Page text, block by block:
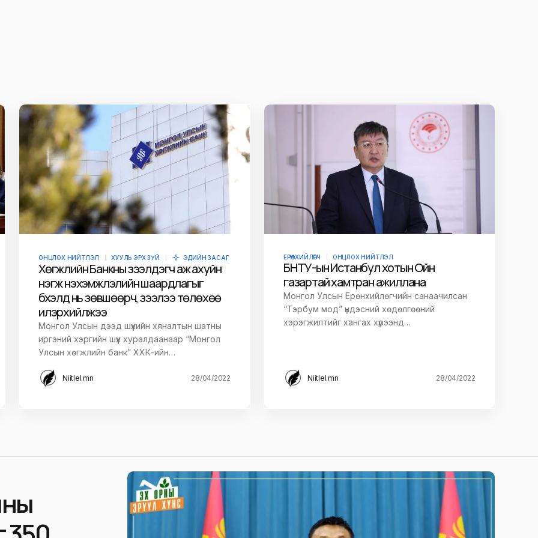
E-mail*
ОНЦЛОХ НИЙТЛЭЛ ХУУЛЬ ЭРХ ЗҮЙ ЭДИЙН ЗАСАГ
Хөгжлийн Банкны зээлдэгч аж ахуйн
нэгж нэхэмжлэлийн шаардлагыг
бүхэлд нь зөвшөөрч, зээлээ төлөхөө
илэрхийлжээ
Монгол Улсын дээд шүүхийн хяналтын шатны
иргэний хэргийн шүүх хуралдаанаар “Монгол
Улсын хөгжлийн банк” ХХК-ийн…
Niitlel.mn 28/04/2022
ЕРӨНХИЙЛӨГЧ ОНЦЛОХ НИЙТЛЭЛ
БНТУ-ын Истанбул хотын Ойн
газартай хамтран ажиллана
Монгол Улсын Ерөнхийлөгчийн санаачилсан
“Тэрбум мод” үндэсний хөдөлгөөний
хэрэгжилтийг хангах хүрээнд…
Niitlel.mn 28/04/2022